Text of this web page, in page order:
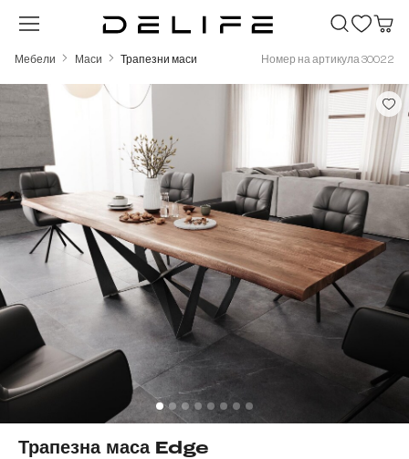
Преминете към основното съдържание
Мебели Маси Трапезни маси Номер на артикула 30022
Трапезна маса Edge
Пропуснете галерия с изображения